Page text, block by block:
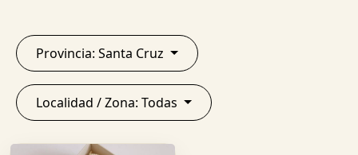
Provincia: Santa Cruz
Localidad / Zona: Todas